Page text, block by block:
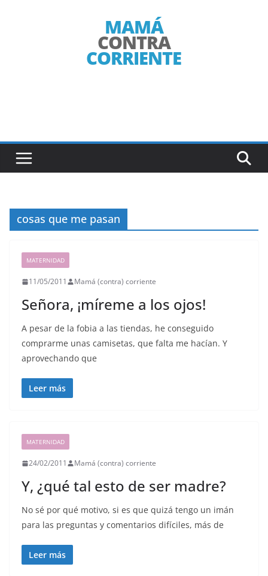
cosas que me pasan
MATERNIDAD
11/05/2011 Mamá (contra) corriente
Señora, ¡míreme a los ojos!
A pesar de la fobia a las tiendas, he conseguido
comprarme unas camisetas, que falta me hacían. Y
aprovechando que
Leer más
MATERNIDAD
24/02/2011 Mamá (contra) corriente
Y, ¿qué tal esto de ser madre?
No sé por qué motivo, si es que quizá tengo un imán
para las preguntas y comentarios difíciles, más de
Leer más